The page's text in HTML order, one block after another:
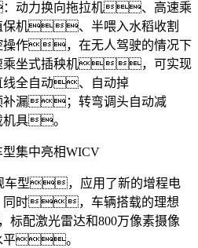
力换向拖拉机、高速乘
保机、半喂入水稻收割
作，在无人驾驶的情况下
乘坐式插秧机，可实现
全自动、自动掉
漏；转弯调头自动减
机具。
集中亮相WICV
车型，应用了新的增程电
时，车辆搭载的理想
配激光雷达和800万像素摄像
平。